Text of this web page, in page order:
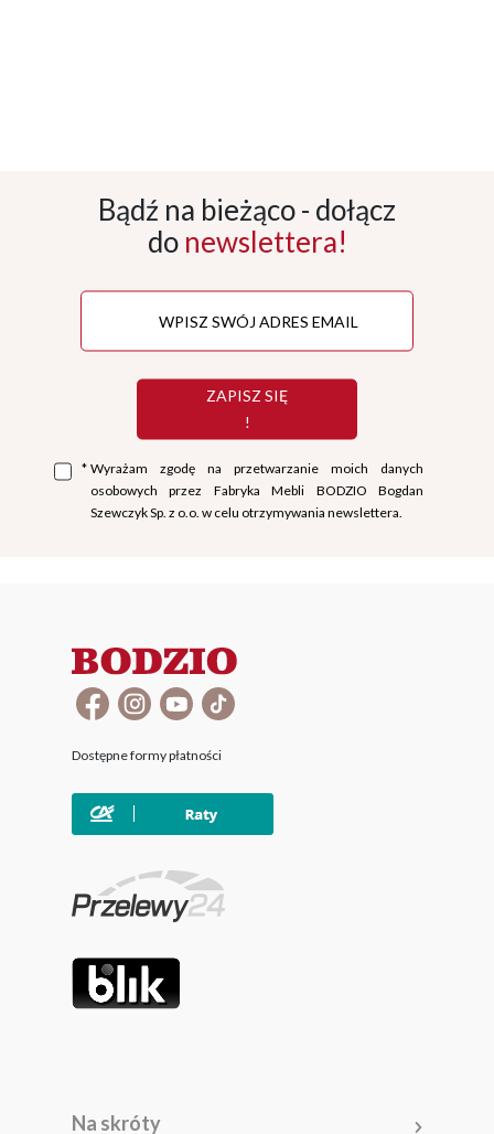
Bądź na bieżąco - dołącz
do newslettera!
ZAPISZ SIĘ
!
* Wyrażam zgodę na przetwarzanie moich danych
osobowych przez Fabryka Mebli BODZIO Bogdan
Szewczyk Sp. z o.o. w celu otrzymywania newslettera.
Dostępne formy płatności
Na skróty